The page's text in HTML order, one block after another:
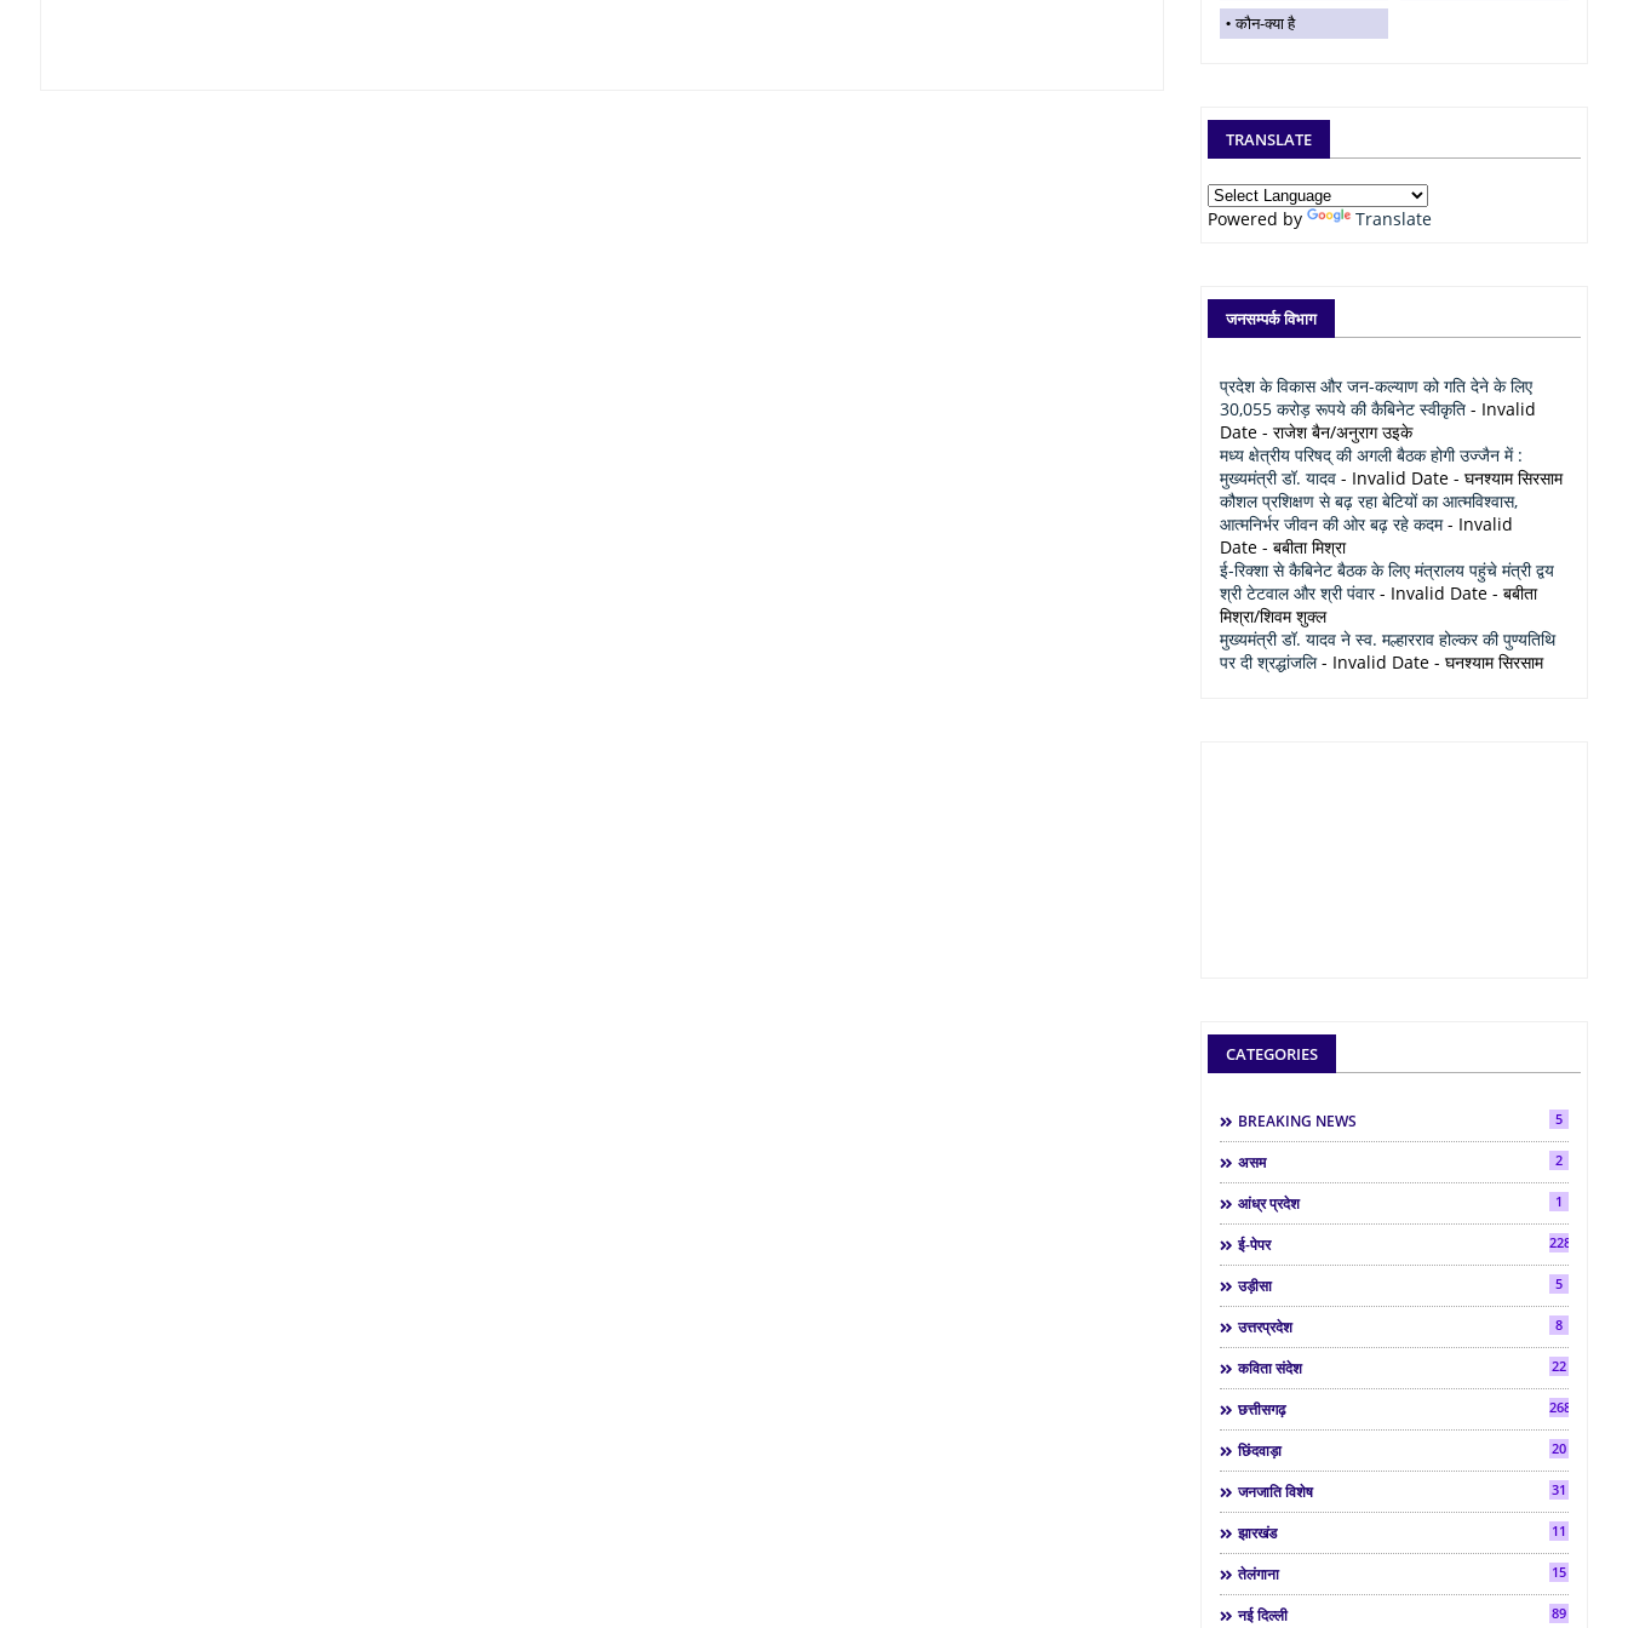
कौन-क्या है
TRANSLATE
Powered by Translate
जनसम्पर्क विभाग
प्रदेश के विकास और जन-कल्याण को गति देने के लिए
30,055 करोड़ रूपये की कैबिनेट स्वीकृति - Invalid
Date - राजेश बैन/अनुराग उइके
मध्य क्षेत्रीय परिषद् की अगली बैठक होगी उज्जैन में :
मुख्यमंत्री डॉ. यादव - Invalid Date - घनश्याम सिरसाम
कौशल प्रशिक्षण से बढ़ रहा बेटियों का आत्मविश्वास,
आत्मनिर्भर जीवन की ओर बढ़ रहे कदम- Invalid
Date - बबीता मिश्रा
ई-रिक्शा से कैबिनेट बैठक के लिए मंत्रालय पहुंचे मंत्री द्वय
श्री टेटवाल और श्री पंवार- Invalid Date - बबीता
मिश्रा/शिवम शुक्ल
मुख्यमंत्री डॉ. यादव ने स्व. मल्हारराव होल्कर की पुण्यतिथि
पर दी श्रद्धांजलि- Invalid Date - घनश्याम सिरसाम
CATEGORIES
BREAKING NEWS 5
असम 2
आंध्र प्रदेश 1
ई-पेपर 2286
उड़ीसा 5
उत्तरप्रदेश 8
कविता संदेश 22
छत्तीसगढ़ 268
छिंदवाड़ा 20
जनजाति विशेष 31
झारखंड 11
तेलंगाना 15
नई दिल्ली 89